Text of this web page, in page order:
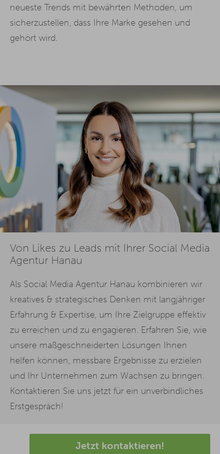
neueste Trends mit bewährten Methoden, um
sicherzustellen, dass Ihre Marke gesehen und
gehört wird.
Von Likes zu Leads mit Ihrer Social Media
Agentur Hanau
Als Social Media Agentur Hanau kombinieren wir
kreatives & strategisches Denken mit langjähriger
Erfahrung & Expertise, um Ihre Zielgruppe effektiv
zu erreichen und zu engagieren. Erfahren Sie, wie
unsere maßgeschneiderten Lösungen Ihnen
helfen können, messbare Ergebnisse zu erzielen
und Ihr Unternehmen zum Wachsen zu bringen.
Kontaktieren Sie uns jetzt für ein unverbindliches
Erstgespräch!
Jetzt kontaktieren!